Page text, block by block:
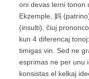
oni devas lerni tonon
Ekzemple, 妈
(insulti), ĉiuj
kun 4 diferencaj
timigas vin. Sed ne
esprimas ne per unu
konsistas el kelkaj